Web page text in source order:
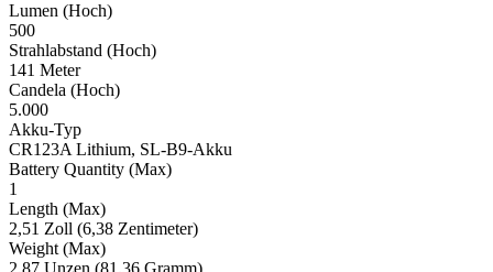
Lumen (Hoch)
500
Strahlabstand (Hoch)
141 Meter
Candela (Hoch)
5.000
Akku-Typ
CR123A Lithium, SL-B9-Akku
Battery Quantity (Max)
1
Length (Max)
2,51 Zoll (6,38 Zentimeter)
Weight (Max)